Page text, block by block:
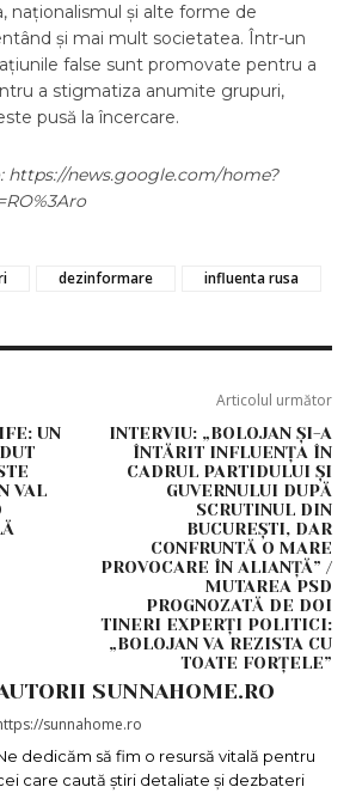
naționalismul și alte forme de
și mai mult societatea. Într-un
false sunt promovate pentru a
a stigmatiza anumite grupuri,
pusă la încercare.
https://news.google.com/home?
dezinformare influenta rusa
UN
VAL
Articolul următor
INTERVIU: „BOLOJAN ȘI-A
ÎNTĂRIT INFLUENȚA ÎN
CADRUL PARTIDULUI ȘI
GUVERNULUI DUPĂ
SCRUTINUL DIN
BUCUREȘTI, DAR
CONFRUNTĂ O MARE
PROVOCARE ÎN ALIANȚĂ” /
MUTAREA PSD
PROGNOZATĂ DE DOI
TINERI EXPERȚI POLITICI:
„BOLOJAN VA REZISTA CU
TOATE FORȚELE”
SUNNAHOME.RO
sunnahome.ro
dedicăm să fim o resursă vitală pentru
care caută știri detaliate și dezbateri